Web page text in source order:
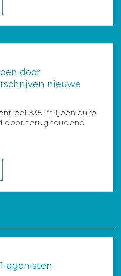
door
nieuwe
335 miljoen euro
door terughoudend
agonisten